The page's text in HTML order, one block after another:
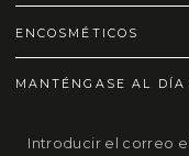
ENCOSMÉTICOS
MANTÉNGASE AL
Introducir